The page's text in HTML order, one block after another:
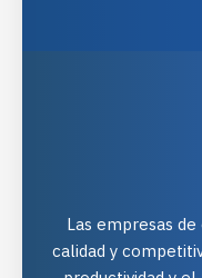
Las empresas
calidad y